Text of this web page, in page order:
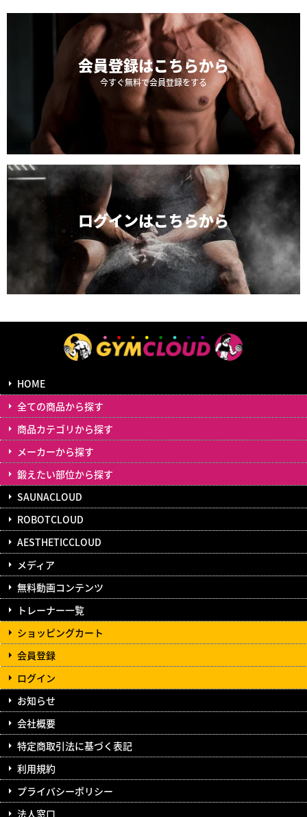
会員登録はこちらから
今すぐ無料で会員登録をする
ログインはこちらから
HOME
全ての商品から探す
商品カテゴリから探す
メーカーから探す
鍛えたい部位から探す
SAUNACLOUD
ROBOTCLOUD
AESTHETICCLOUD
メディア
無料動画コンテンツ
トレーナー一覧
ショッピングカート
会員登録
ログイン
お知らせ
会社概要
特定商取引法に基づく表記
利用規約
プライバシーポリシー
法人窓口